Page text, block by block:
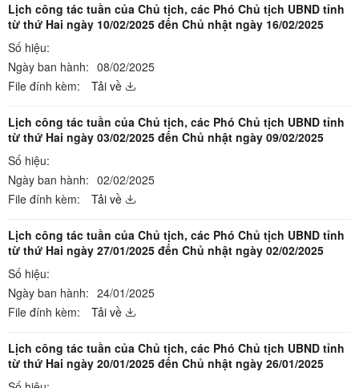
Lịch công tác tuần của Chủ tịch, các Phó Chủ tịch UBND tỉnh
từ thứ Hai ngày 10/02/2025 đến Chủ nhật ngày 16/02/2025
Số hiệu:
Ngày ban hành: 08/02/2025
File đính kèm:
Tải về
Lịch công tác tuần của Chủ tịch, các Phó Chủ tịch UBND tỉnh
từ thứ Hai ngày 03/02/2025 đến Chủ nhật ngày 09/02/2025
Số hiệu:
Ngày ban hành: 02/02/2025
File đính kèm:
Tải về
Lịch công tác tuần của Chủ tịch, các Phó Chủ tịch UBND tỉnh
từ thứ Hai ngày 27/01/2025 đến Chủ nhật ngày 02/02/2025
Số hiệu:
Ngày ban hành: 24/01/2025
File đính kèm:
Tải về
Lịch công tác tuần của Chủ tịch, các Phó Chủ tịch UBND tỉnh
từ thứ Hai ngày 20/01/2025 đến Chủ nhật ngày 26/01/2025